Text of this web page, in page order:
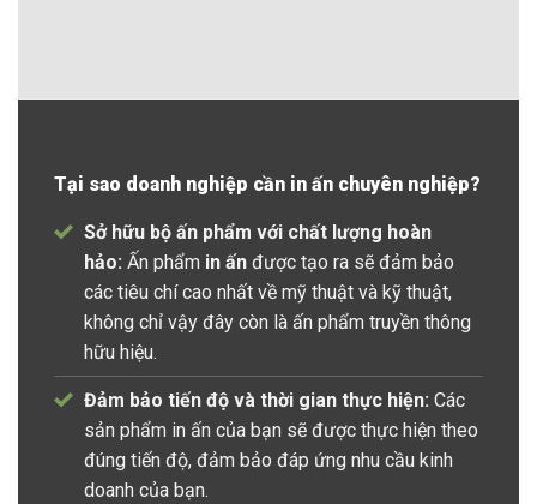
Tại sao doanh nghiệp cần in ấn chuyên nghiệp?
Sở hữu bộ ấn phẩm với chất lượng hoàn
hảo: Ấn phẩm in ấn được tạo ra sẽ đảm bảo
các tiêu chí cao nhất về mỹ thuật và kỹ thuật,
không chỉ vậy đây còn là ấn phẩm truyền thông
hữu hiệu.
Đảm bảo tiến độ và thời gian thực hiện: Các
sản phẩm in ấn của bạn sẽ được thực hiện theo
đúng tiến độ, đảm bảo đáp ứng nhu cầu kinh
doanh của bạn.